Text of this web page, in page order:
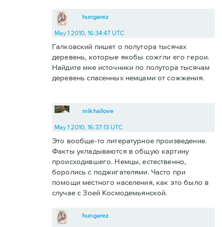
hungarez
May 1 2010, 16:34:47 UTC
Галковский пишет о полутора тысячах
деревень, которые якобы сожгли его герои.
Найдите мне источники по полутора тысячам
деревень спасенных немцами от сожжения.
mikhailove
May 1 2010, 16:37:13 UTC
Это вообще-то литературное произведение.
Факты укладываются в общую картину
происходившего. Немцы, естественно,
боролись с поджигателями. Часто при
помощи местного населения, как это было в
случае с Зоей Космодемьянской.
hungarez